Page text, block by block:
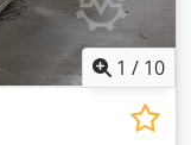
1 / 10